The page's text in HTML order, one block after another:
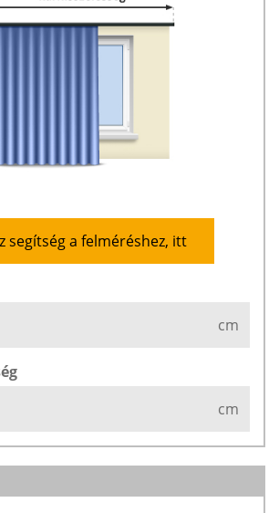
segítség a felméréshez, itt
cm
cm